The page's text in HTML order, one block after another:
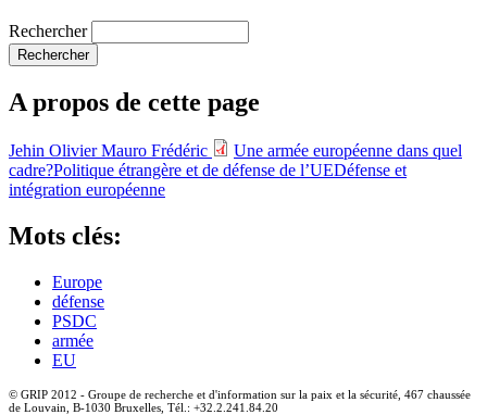
Rechercher
A propos de cette page
Jehin OlivierMauro Frédéric
Une armée européenne dans quel
cadre?Politique étrangère et de défense de l’UEDéfense et
intégration européenne
Mots clés:
Europe
défense
PSDC
armée
EU
© GRIP 2012 - Groupe de recherche et d'information sur la paix et la sécurité, 467 chaussée
de Louvain, B-1030 Bruxelles, Tél.: +32.2.241.84.20